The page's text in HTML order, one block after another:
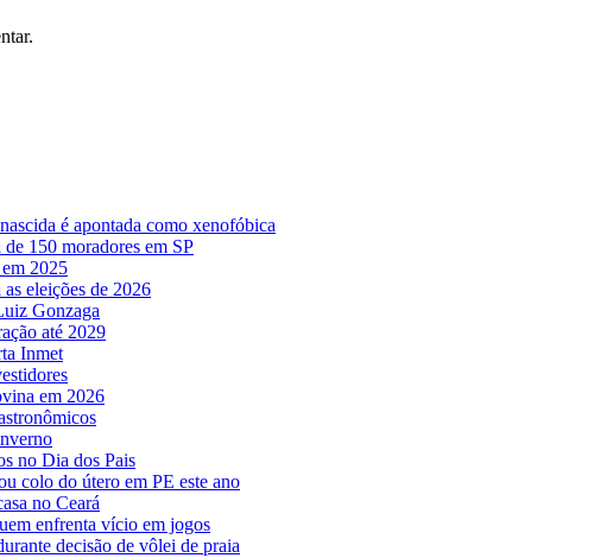
é apontada como xenofóbica
150 moradores em SP
2025
eleições de 2026
Gonzaga
até 2029
Inmet
em 2026
no Dia dos Pais
colo do útero em PE este ano
no Ceará
enfrenta vício em jogos
decisão de vôlei de praia